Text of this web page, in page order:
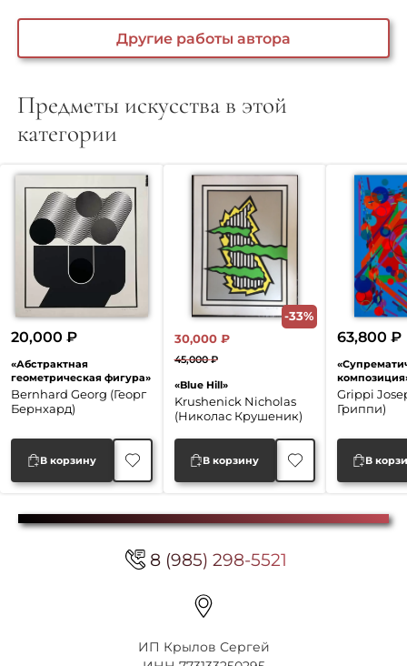
Другие работы автора
Предметы искусства в этой
категории
«Абстрактная
геометрическая фигура»
Bernhard Georg (Георг
Бернхард)
20,000₽
В корзину
-33%
«Blue Hill»
Krushenick Nicholas
(Николас Крушеник)
45,000₽
Первоначальная
цена
составляла
45,000 ₽.
30,000 ₽
Текущая
цена:
30,000 ₽.
В корзину
Grippi
Гриппи)
63,800 ₽
В
8 (985) 298-5521
ИП Крылов Сергей